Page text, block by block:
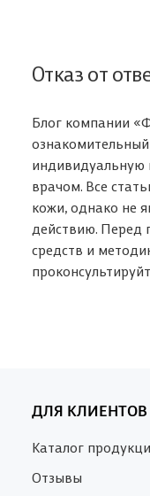
Отказ от
Блог компании
индивидуальную
врачом. Все
кожи, однако не
действию. Перед
средств и
ДЛЯ КЛИЕНТОВ
Каталог
Отзывы